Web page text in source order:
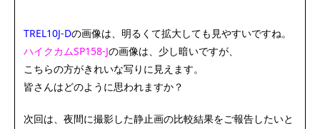
TREL10J-Dの画像は、明るくて拡大しても見やすいですね。
ハイクカムSP158‐Jの画像は、少し暗いですが、
こちらの方がきれいな写りに見えます。
皆さんはどのように思われますか？
次回は、夜間に撮影した静止画の比較結果をご報告したいと